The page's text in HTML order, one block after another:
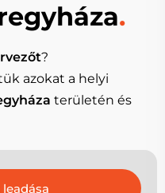
.
?
azokat a helyi
területén és